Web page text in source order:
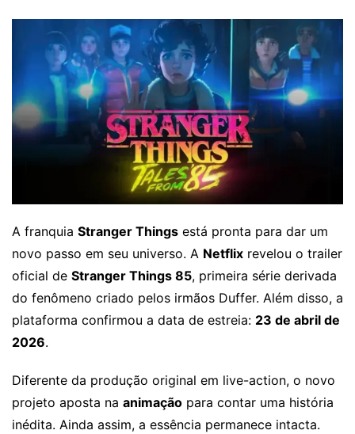
A franquia Stranger Things está pronta para dar um
novo passo em seu universo. A Netflix revelou o trailer
oficial de Stranger Things 85, primeira série derivada
do fenômeno criado pelos irmãos Duffer. Além disso, a
plataforma confirmou a data de estreia: 23 de abril de
2026.
Diferente da produção original em live-action, o novo
projeto aposta na animação para contar uma história
inédita. Ainda assim, a essência permanece intacta.